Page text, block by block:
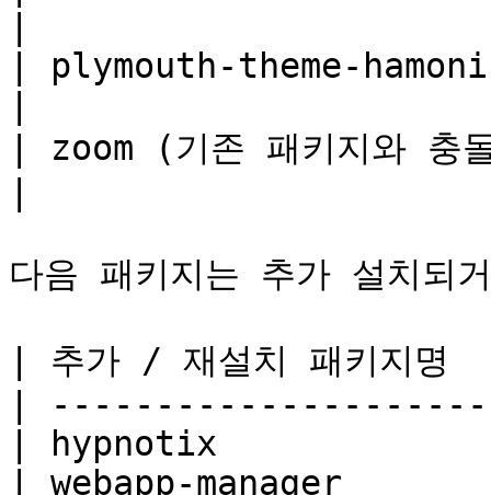
| plymouth-theme-
| zoom (기존 패키지와 충
다음 패키지는 추가 설치되
| 추가 / 재설치 패키
|
| hypnotix
| webapp-manager